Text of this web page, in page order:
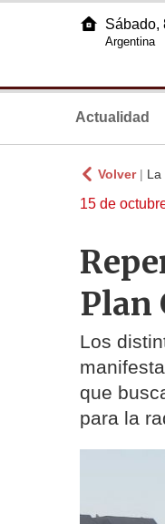
Sábado,
Argentina
Actualidad
Volver| La
15 de
Plan
Los
que
para la